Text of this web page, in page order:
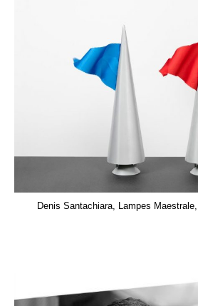
Denis Santachiara, Lampes